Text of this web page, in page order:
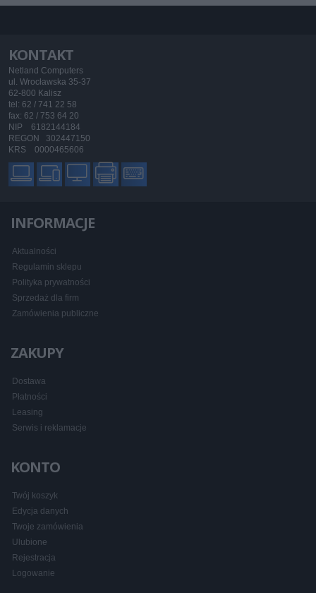
KONTAKT
Netland Computers
ul. Wrocławska 35-37
62-800 Kalisz
tel: 62 / 741 22 58
fax: 62 / 753 64 20
NIP 6182144184
REGON 302447150
KRS 0000465606
INFORMACJE
Aktualności
Regulamin sklepu
Polityka prywatności
Sprzedaż dla firm
Zamówienia publiczne
ZAKUPY
Dostawa
Płatności
Leasing
Serwis i reklamacje
KONTO
Twój koszyk
Edycja danych
Twoje zamówienia
Ulubione
Rejestracja
Logowanie